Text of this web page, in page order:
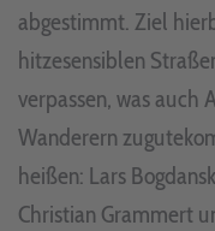
abgestimmt. Ziel
hitzesensiblen
verpassen, was auch
Wanderern
heißen: Lars
Christian Grammert